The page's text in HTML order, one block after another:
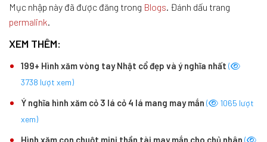
Mục nhập này đã được đăng trong Blogs. Đánh dấu trang
permalink.
XEM THÊM:
199+ Hình xăm vòng tay Nhật cổ đẹp và ý nghĩa nhất (
3738 lượt xem)
Ý nghĩa hình xăm cỏ 3 lá cỏ 4 lá mang may mắn (
1065 lượt
xem)
Hình xăm con chuột mini thần tài may mắn cho chủ nhân (